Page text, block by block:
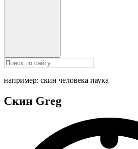
например: скин человека паука
Скин Greg